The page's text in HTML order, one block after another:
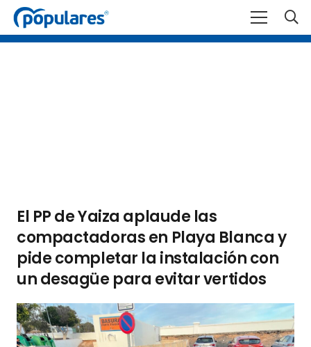
El PP de Yaiza aplaude las
compactadoras en Playa Blanca y
pide completar la instalación con
un desagüe para evitar vertidos